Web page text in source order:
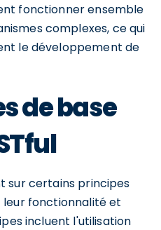
fonctionner ensemble
complexes, ce qui
le développement de
de base
sur certains principes
leur fonctionnalité et
incluent l'utilisation